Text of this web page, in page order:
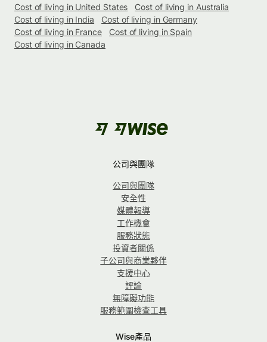
Cost of living in United States
Cost of living in Australia
Cost of living in India
Cost of living in Germany
Cost of living in France
Cost of living in Spain
Cost of living in Canada
公司與團隊
公司與團隊
安全性
媒體報導
工作機會
服務狀態
投資者關係
子公司與商業夥伴
支援中心
評論
無障礙功能
服務範圍檢查工具
Wise產品